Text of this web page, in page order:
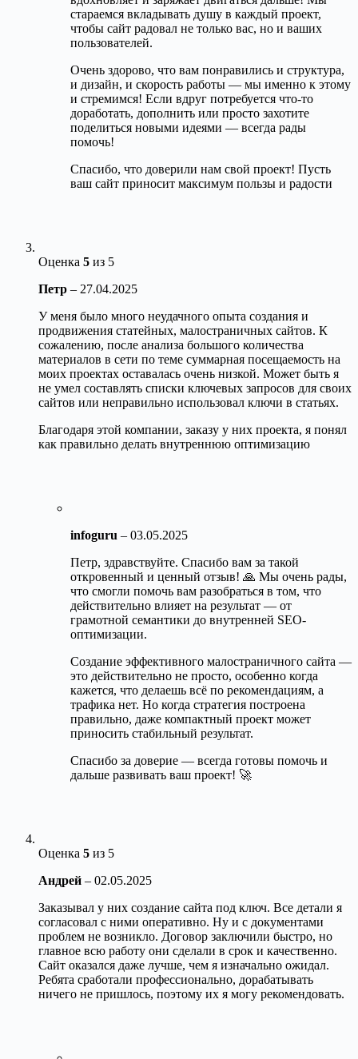
стараемся вкладывать душу в каждый проект,
чтобы сайт радовал не только вас, но и ваших
пользователей.
Очень здорово, что вам понравились и структура,
и дизайн, и скорость работы — мы именно к этому
и стремимся! Если вдруг потребуется что-то
доработать, дополнить или просто захотите
поделиться новыми идеями — всегда рады
помочь!
Спасибо, что доверили нам свой проект! Пусть
ваш сайт приносит максимум пользы и радости
Оценка 5 из 5
Петр – 27.04.2025
У меня было много неудачного опыта создания и
продвижения статейных, малостраничных сайтов. К
сожалению, после анализа большого количества
материалов в сети по теме суммарная посещаемость на
моих проектах оставалась очень низкой. Может быть я
не умел составлять списки ключевых запросов для своих
сайтов или неправильно использовал ключи в статьях.
Благодаря этой компании, заказу у них проекта, я понял
как правильно делать внутреннюю оптимизацию
infoguru – 03.05.2025
Петр, здравствуйте. Спасибо вам за такой
откровенный и ценный отзыв! 🙏 Мы очень рады,
что смогли помочь вам разобраться в том, что
действительно влияет на результат — от
грамотной семантики до внутренней SEO-
оптимизации.
Создание эффективного малостраничного сайта —
это действительно не просто, особенно когда
кажется, что делаешь всё по рекомендациям, а
трафика нет. Но когда стратегия построена
правильно, даже компактный проект может
приносить стабильный результат.
Спасибо за доверие — всегда готовы помочь и
дальше развивать ваш проект! 🚀
Оценка 5 из 5
Андрей – 02.05.2025
Заказывал у них создание сайта под ключ. Все детали я
согласовал с ними оперативно. Ну и с документами
проблем не возникло. Договор заключили быстро, но
главное всю работу они сделали в срок и качественно.
Сайт оказался даже лучше, чем я изначально ожидал.
Ребята сработали профессионально, дорабатывать
ничего не пришлось, поэтому их я могу рекомендовать.